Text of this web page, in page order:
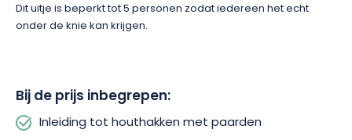
Dit uitje is beperkt tot 5 personen zodat iedereen het echt
onder de knie kan krijgen.
Bij de prijs inbegrepen:
Inleiding tot houthakken met paarden